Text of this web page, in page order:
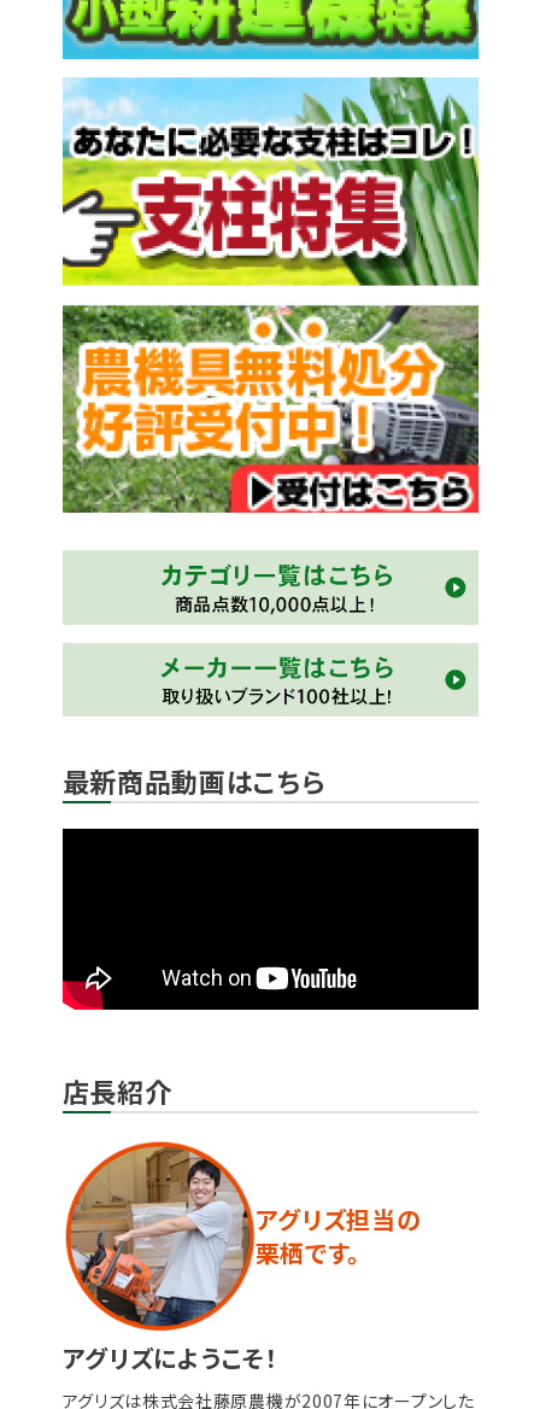
最新商品動画はこちら
店長紹介
アグリズ担当の
栗栖です。
アグリズにようこそ！
アグリズは株式会社藤原農機が2007年にオープンした